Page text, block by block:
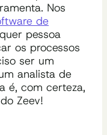
Nos
de
pessoa
os processos
ser um
analista de
é, com certeza,
Zeev!